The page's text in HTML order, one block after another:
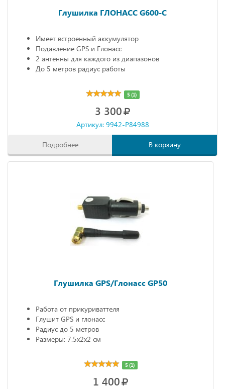
Глушилка ГЛОНАСС G600-C
Имеет встроенный аккумулятор
Подавление GPS и Глонасс
2 антенны для каждого из диапазонов
До 5 метров радиус работы
5 (1)
3 300
Артикул: 9942-P84988
Подробнее В корзину
Глушилка GPS/Глонасс GP50
Работа от прикуриваттеля
Глушит GPS и глонасс
Радиус до 5 метров
Размеры: 7.5х2х2 см
5 (1)
1 400